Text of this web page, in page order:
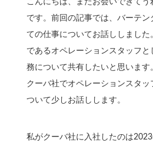
こんにちは、またお会いできてう
です。前回の記事では、バーテン
ての仕事についてお話ししまし
であるオペレーションスタッフ
務について共有したいと思いま
クーバ社でオペレーションスタ
ついて少しお話しします。
私がクーバ社に入社したのは